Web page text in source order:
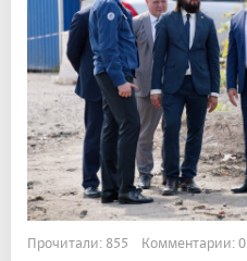
Прочитали: 855 Комментарии: 0